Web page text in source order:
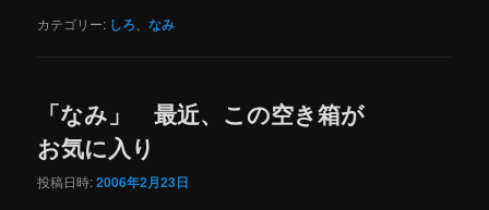
カテゴリー: しろ 、なみ
「なみ」 最近、この空き箱が
お気に入り
投稿日時:2006年2月23日